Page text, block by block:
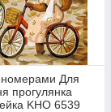
номерами Для
прогулянка
KHO 6539